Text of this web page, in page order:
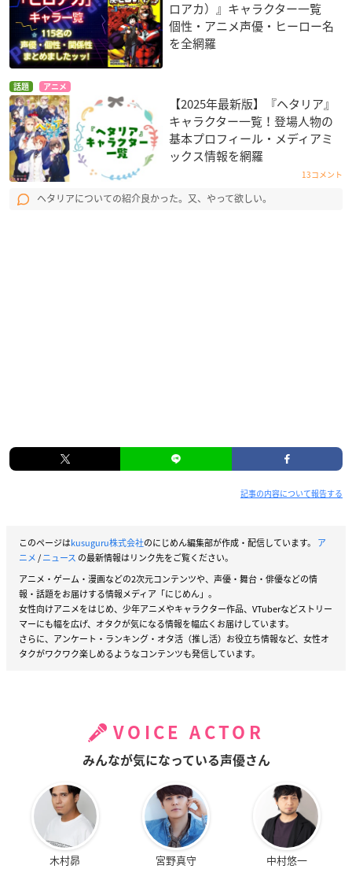
ロアカ）』キャラクター一覧
個性・アニメ声優・ヒーロー名
を全網羅
話題 アニメ
【2025年最新版】『ヘタリア』
キャラクター一覧！登場人物の
基本プロフィール・メディアミ
ックス情報を網羅
13コメント
ヘタリアについての紹介良かった。又、やって欲しい。
記事の内容について報告する
このページはkusuguru株式会社のにじめん編集部が作成・配信しています。 ア
ニメ/ニュース の最新情報はリンク先をご覧ください。
アニメ・ゲーム・漫画などの2次元コンテンツや、声優・舞台・俳優などの情
報・話題をお届けする情報メディア「にじめん」。
女性向けアニメをはじめ、少年アニメやキャラクター作品、VTuberなどストリー
マーにも幅を広げ、オタクが気になる情報を幅広くお届けしています。
さらに、アンケート・ランキング・オタ活（推し活）お役立ち情報など、女性オ
タクがワクワク楽しめるようなコンテンツも発信しています。
VOICE ACTOR
みんなが気になっている声優さん
木村昴 宮野真守 中村悠一